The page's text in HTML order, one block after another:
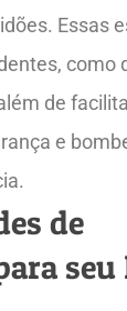
Essas
como
de
e
de